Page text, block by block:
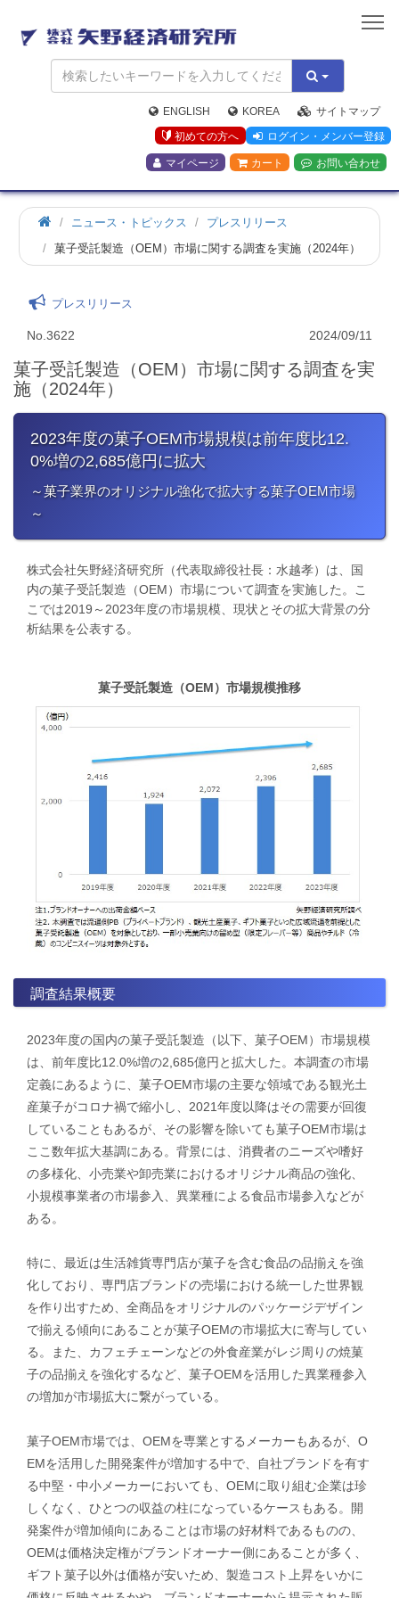
矢
野
経
済
研
究
所
ENGLISH KOREA
サイトマップ
初めての方へ
ログイン・メンバー登録
マイページ カート お問い合わせ
ニュース・トピックス
プレスリリース
菓子受託製造（OEM）市場に関する調査を実施（2024年）
プレスリリース
No.3622 2024/09/11
菓子受託製造（OEM）市場に関する調査を実
施（2024年）
2023年度の菓子OEM市場規模は前年度比12.
0%増の2,685億円に拡大
​～菓子業界のオリジナル強化で拡大する菓子OEM市場
～
株式会社矢野経済研究所（代表取締役社長：水越孝）は、国
内の菓子受託製造（OEM）市場について調査を実施した。こ
こでは2019～2023年度の市場規模、現状とその拡大背景の分
析結果を公表する。
菓子受託製造（OEM）市場規模推移
調査結果概要
2023年度の国内の菓子受託製造（以下、菓子OEM）市場規模
は、前年度比12.0%増の2,685億円と拡大した。本調査の市場
定義にあるように、菓子OEM市場の主要な領域である観光土
産菓子がコロナ禍で縮小し、2021年度以降はその需要が回復
していることもあるが、その影響を除いても菓子OEM市場は
ここ数年拡大基調にある。背景には、消費者のニーズや嗜好
の多様化、小売業や卸売業におけるオリジナル商品の強化、
小規模事業者の市場参入、異業種による食品市場参入などが
ある。
特に、最近は生活雑貨専門店が菓子を含む食品の品揃えを強
化しており、専門店ブランドの売場における統一した世界観
を作り出すため、全商品をオリジナルのパッケージデザイン
で揃える傾向にあることが菓子OEMの市場拡大に寄与してい
る。また、カフェチェーンなどの外食産業がレジ周りの焼菓
子の品揃えを強化するなど、菓子OEMを活用した異業種参入
の増加が市場拡大に繋がっている。
菓子OEM市場では、OEMを専業とするメーカーもあるが、O
EMを活用した開発案件が増加する中で、自社ブランドを有す
る中堅・中小メーカーにおいても、OEMに取り組む企業は珍
しくなく、ひとつの収益の柱になっているケースもある。開
発案件が増加傾向にあることは市場の好材料であるものの、
OEMは価格決定権がブランドオーナー側にあることが多く、
ギフト菓子以外は価格が安いため、製造コスト上昇をいかに